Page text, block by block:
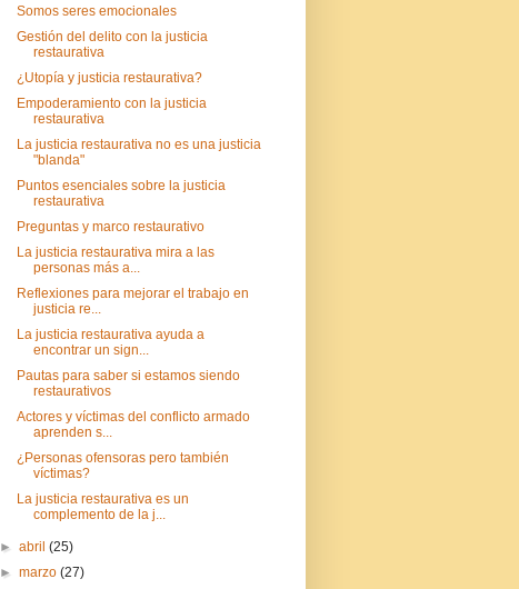
Somos seres emocionales
Gestión del delito con la justicia
restaurativa
¿Utopía y justicia restaurativa?
Empoderamiento con la justicia
restaurativa
La justicia restaurativa no es una justicia
"blanda"
Puntos esenciales sobre la justicia
restaurativa
Preguntas y marco restaurativo
La justicia restaurativa mira a las
personas más a...
Reflexiones para mejorar el trabajo en
justicia re...
La justicia restaurativa ayuda a
encontrar un sign...
Pautas para saber si estamos siendo
restaurativos
Actores y víctimas del conflicto armado
aprenden s...
¿Personas ofensoras pero también
víctimas?
La justicia restaurativa es un
complemento de la j...
►abril(25)
►marzo(27)